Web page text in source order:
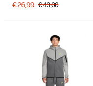
€ 26,99 € 43,00